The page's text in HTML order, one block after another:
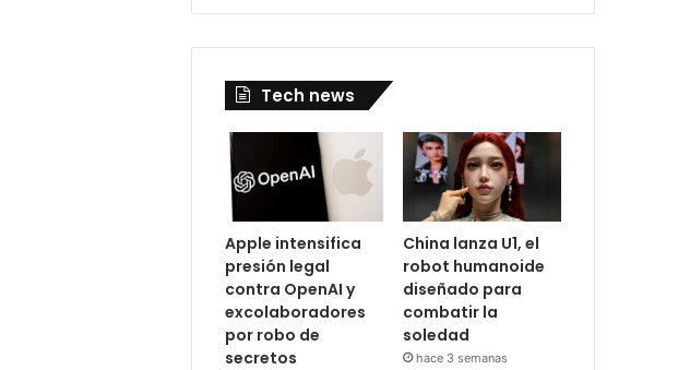
Tech news
Apple intensifica
presión legal
contra OpenAI y
excolaboradores
por robo de
secretos
China lanza U1, el
robot humanoide
diseñado para
combatir la
soledad
hace 3 semanas